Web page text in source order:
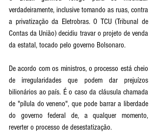
verdadeiramente, inclusive tomando as ruas, contra
a privatização da Eletrobras. O TCU (Tribunal de
Contas da União) decidiu travar o projeto de venda
da estatal, tocado pelo governo Bolsonaro.
De acordo com os ministros, o processo está cheio
de irregularidades que podem dar prejuízos
bilionários ao país. É o caso da cláusula chamada
de "pílula do veneno", que pode barrar a liberdade
do governo federal de, a qualquer momento,
reverter o processo de desestatização.